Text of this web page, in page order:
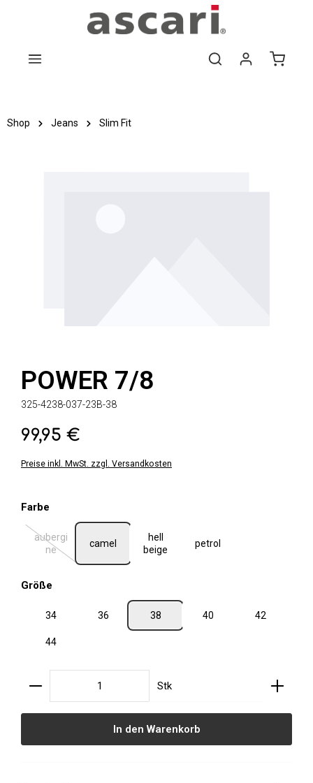
Zum Hauptinhalt springen
Shop Jeans Slim Fit
POWER 7/8
325-4238-037-23B-38
Regulärer Preis:
99,95 €
Preise inkl. MwSt. zzgl. Versandkosten
Farbe
aubergi
ne
(Diese Option ist zurzeit nicht verfügbar.)
camel
hell
beige
petrol
Größe
34 36 38 40 42
44
Produkt Anzahl: Gib den gewünschten Wert ein
Stk
In den Warenkorb